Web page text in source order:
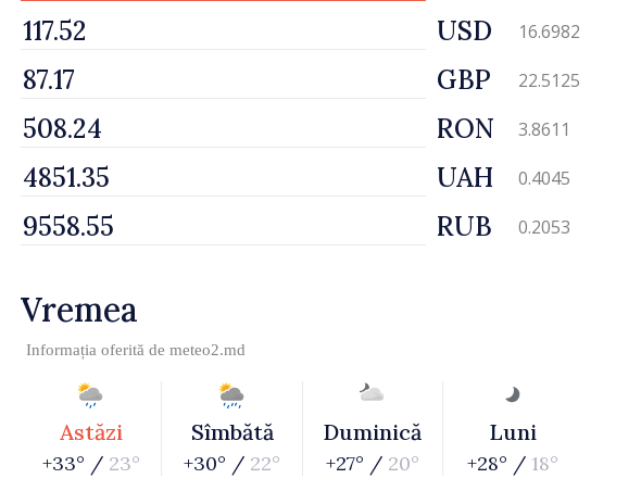
USD 16.6982
GBP 22.5125
RON 3.8611
UAH 0.4045
RUB 0.2053
Vremea
Informația oferită de meteo2.md
Astăzi
+33° / 23°
Sîmbătă
+30° / 22°
Duminică
+27° / 20°
Luni
+28° / 18°